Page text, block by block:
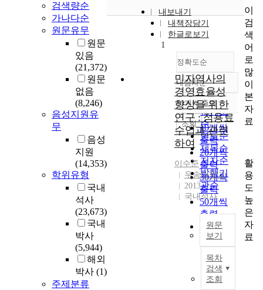
검색량순
가나다순
원문유무
원문
있음
(21,372)
원문
없음
(8,246)
음성지원유
무
음성
지원
(14,353)
학위유형
국내
석사
(23,673)
국내
박사
(5,944)
해외
박사 (1)
주제분류
내보내기
내책장담기
한글로보기
정확도순
정확도
순
인기도
순
연도순
제목순
저자순
발행기
관순
내림차순
내림차순
10개씩 출력
10개씩
출력
20개씩
출력
30개씩
출력
50개씩
출력
100개씩
출력
조회
1
민자역사의
경영효율성
향상을 위한
연구 : 점용료
수입과 관련
하여
이수준
우송대학교
2013
국내석사
원문
보기
목차
검색
조회
이
검
색
어
로
많
이
본
자
료
활
용
도
높
은
자
료